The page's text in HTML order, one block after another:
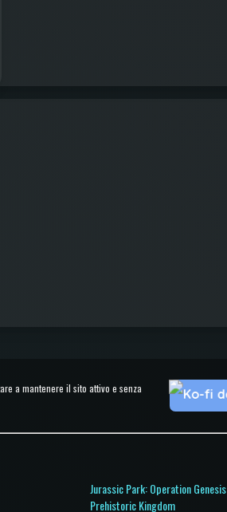
a mantenere il sito attivo e senza
Jurassic Park: Operation Genesis
Prehistoric Kingdom